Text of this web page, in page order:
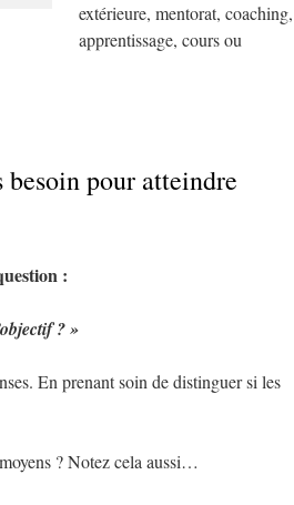
extérieure, mentorat, coaching,
apprentissage, cours ou
pour atteindre
:
? »
En prenant soin de distinguer si les
? Notez cela aussi…